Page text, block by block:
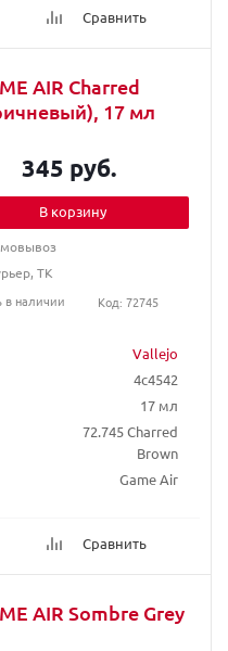
Сравнить
AIR Charred
17 мл
Vallejo
4c4542
17 мл
72.745 Charred
Brown
Game Air
Сравнить
345 руб.
В корзину
ТК
в наличии
Код: 72745
AIR Sombre Grey